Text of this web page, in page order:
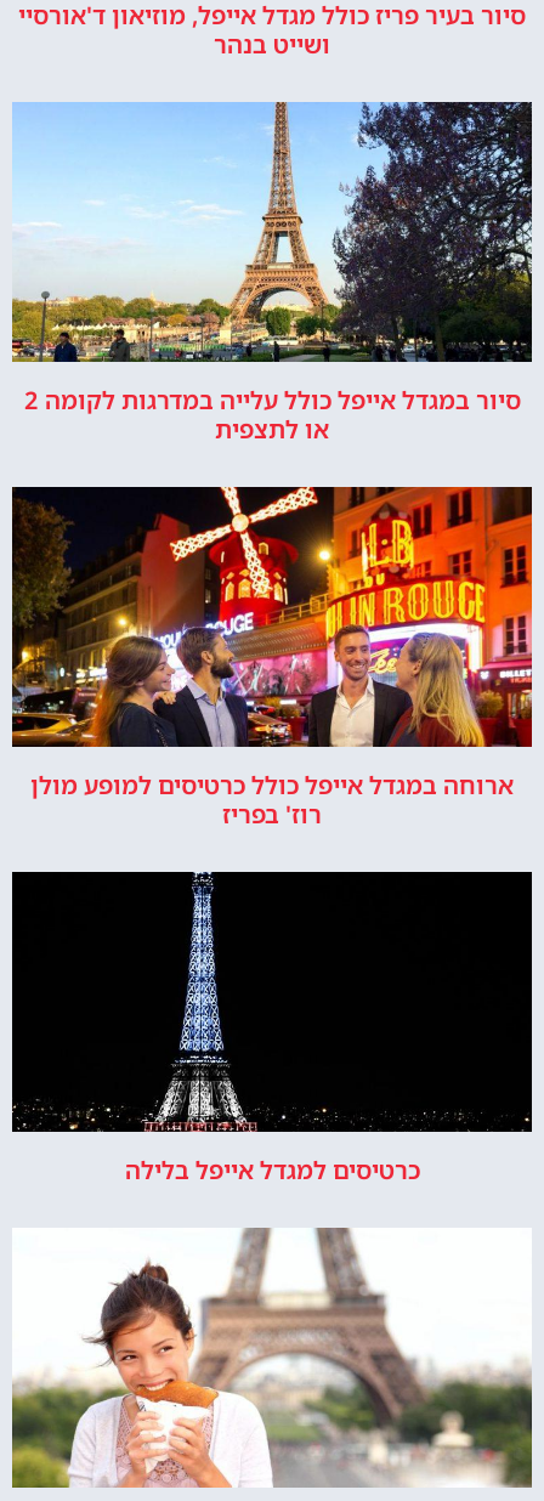
סיור בעיר פריז כולל מגדל אייפל, מוזיאון ד'אורסיי
ושייט בנהר
סיור במגדל אייפל כולל עלייה במדרגות לקומה 2
או לתצפית
ארוחה במגדל אייפל כולל כרטיסים למופע מולן
רוז' בפריז
כרטיסים למגדל אייפל בלילה